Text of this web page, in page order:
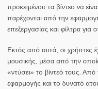
προκειμένου τα βίντεο να
παρέχονται από την
επεξεργασίας και φίλτρα για
Εκτός από αυτά, οι χρήστες
μουσικής, μέσα από την
«ντύσει» το βίντεό τους. Από
εφαρμογής και το δυνατό